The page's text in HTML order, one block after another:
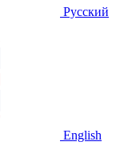
Русский
English